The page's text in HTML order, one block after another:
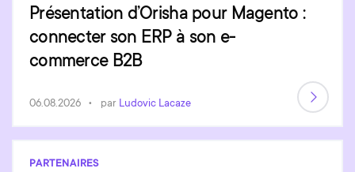
Présentation d’Orisha pour Magento :
connecter son ERP à son e-
commerce B2B
06.08.2026 par Ludovic Lacaze
PARTENAIRES